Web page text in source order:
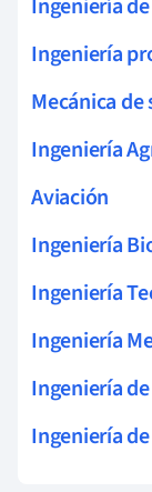
Ingeniería
Mecánica
Ingeniería
Aviación
Ingeniería
Ingeniería
Ingeniería
Ingeniería
Ingeniería